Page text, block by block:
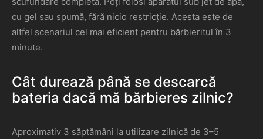
cu gel sau spumă, fără nicio restricție. Acesta este de
altfel scenariul cel mai eficient pentru bărbieritul în 3
minute.
Cât durează până se descarcă
bateria dacă mă bărbieres zilnic?
Aproximativ 3 săptămâni la utilizare zilnică de 3–5